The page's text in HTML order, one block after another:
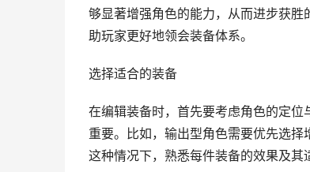
够显著增强角色的能力，从而进步获
助玩家更好地领会装备体系。
选择适合的装备
在编辑装备时，首先要考虑角色的定
重要。比如，输出型角色需要优先选
这种情况下，熟悉每件装备的效果及其